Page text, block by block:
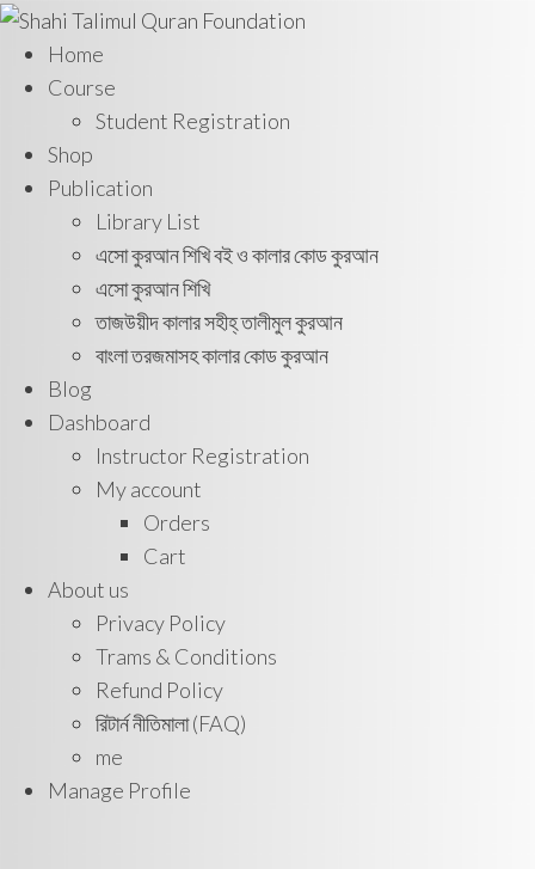
Home
Course
Student Registration
Shop
Publication
Library List
এসো কুরআন শিখি বই ও কালার কোড কুরআন
এসো কুরআন শিখি
তাজউয়ীদ কালার সহীহ্ তালীমুল কুরআন
বাংলা তরজমাসহ কালার কোড কুরআন
Blog
Dashboard
Instructor Registration
My account
Orders
Cart
About us
Privacy Policy
Trams & Conditions
Refund Policy
রিটার্ন নীতিমালা (FAQ)
me
Manage Profile